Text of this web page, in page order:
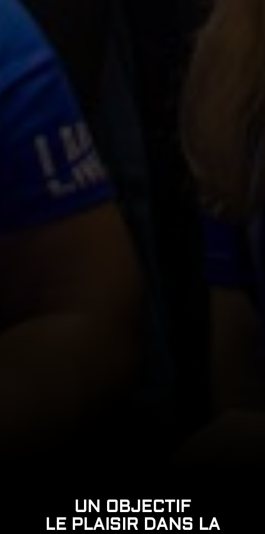
UN OBJECTIF
LE PLAISIR DANS LA